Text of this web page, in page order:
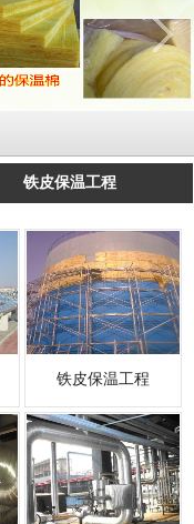
铁皮保温工程
铁皮保温工程